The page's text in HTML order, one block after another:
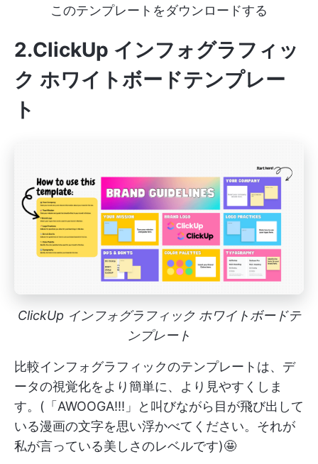
このテンプレートをダウンロードする
2.ClickUp インフォグラフィッ
ク ホワイトボードテンプレー
ト
ClickUp インフォグラフィック ホワイトボードテ
ンプレート
比較インフォグラフィックのテンプレートは、デ
ータの視覚化をより簡単に、より見やすくしま
す。(「AWOOGA!!!」と叫びながら目が飛び出して
いる漫画の文字を思い浮かべてください。それが
私が言っている美しさのレベルです)🤩